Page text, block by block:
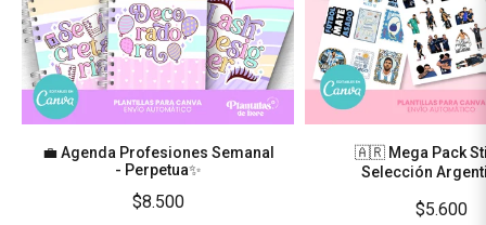
💼 Agenda Profesiones Semanal
- Perpetua✨
$8.500
🇦🇷 Mega Pack
Selección
$5.600